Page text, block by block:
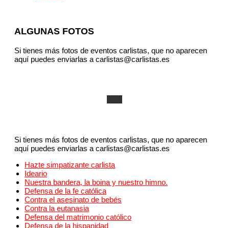
ALGUNAS FOTOS
Si tienes más fotos de eventos carlistas, que no aparecen
aquí puedes enviarlas a carlistas@carlistas.es
Si tienes más fotos de eventos carlistas, que no aparecen
aquí puedes enviarlas a carlistas@carlistas.es
Hazte simpatizante carlista
Ideario
Nuestra bandera, la boina y nuestro himno.
Defensa de la fe católica
Contra el asesinato de bebés
Contra la eutanasia
Defensa del matrimonio católico
Defensa de la hispanidad